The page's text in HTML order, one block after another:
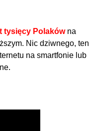
tysięcy Polakówna
Nic dziwnego, ten
na smartfonie lub